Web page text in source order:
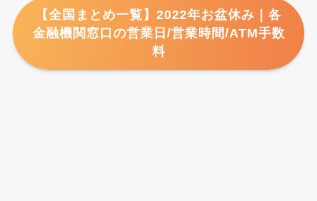
【全国まとめ一覧】2022年お盆休み｜各
金融機関窓口の営業日/営業時間/ATM手数
料